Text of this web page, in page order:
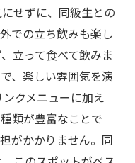
せずに、同級生との
での立ち飲みも楽し
立って食べて飲みま
、楽しい雰囲気を演
クメニューに加え
類が豊富なことで
がかかりません。同